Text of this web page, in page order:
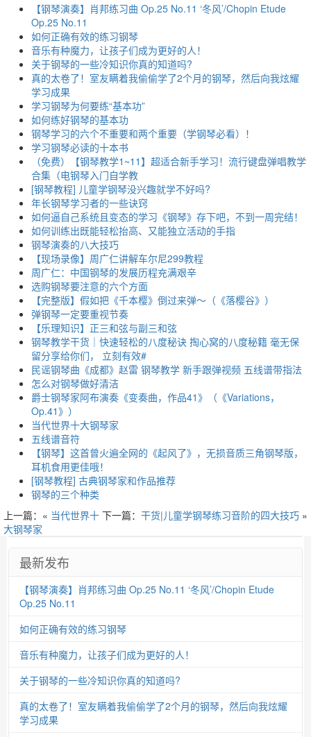
【钢琴演奏】肖邦练习曲 Op.25 No.11 ‘冬风’/Chopin Etude
Op.25 No.11
如何正确有效的练习钢琴
音乐有种魔力，让孩子们成为更好的人！
关于钢琴的一些冷知识你真的知道吗?
真的太卷了！室友瞒着我偷偷学了2个月的钢琴，然后向我炫耀
学习成果
学习钢琴为何要练“基本功”
如何练好钢琴的基本功
钢琴学习的六个不重要和两个重要（学钢琴必看）！
学习钢琴必读的十本书
（免费）【钢琴教学1~11】超适合新手学习！流行键盘弹唱教学
合集（电钢琴入门自学教
[钢琴教程] 儿童学钢琴没兴趣就学不好吗?
年长钢琴学习者的一些诀窍
如何逼自己系统且变态的学习《钢琴》存下吧，不到一周完结！
如何训练出既能轻松抬高、又能独立活动的手指
钢琴演奏的八大技巧
【现场录像】周广仁讲解车尔尼299教程
周广仁：中国钢琴的发展历程充满艰辛
选购钢琴要注意的六个方面
【完整版】假如把《千本樱》倒过来弹～（《落樱谷》）
弹钢琴一定要重视节奏
【乐理知识】正三和弦与副三和弦
钢琴教学干货｜快速轻松的八度秘诀 掏心窝的八度秘籍 毫无保
留分享给你们， 立刻有效#
民谣钢琴曲《成都》赵雷 钢琴教学 新手跟弹视频 五线谱带指法
怎么对钢琴做好清洁
爵士钢琴家阿布演奏《变奏曲，作品41》（《Variations，
Op.41》）
当代世界十大钢琴家
五线谱音符
【钢琴】这首曾火遍全网的《起风了》，无损音质三角钢琴版，
耳机食用更佳哦！
[钢琴教程] 古典钢琴家和作品推荐
钢琴的三个种类
下一篇： 干货|儿童学钢琴练习音阶的四大技巧 »
上一篇：« 当代世界十
大钢琴家
最新发布
【钢琴演奏】肖邦练习曲 Op.25 No.11 ‘冬风’/Chopin Etude
Op.25 No.11
如何正确有效的练习钢琴
音乐有种魔力，让孩子们成为更好的人！
关于钢琴的一些冷知识你真的知道吗?
真的太卷了！室友瞒着我偷偷学了2个月的钢琴，然后向我炫耀
学习成果